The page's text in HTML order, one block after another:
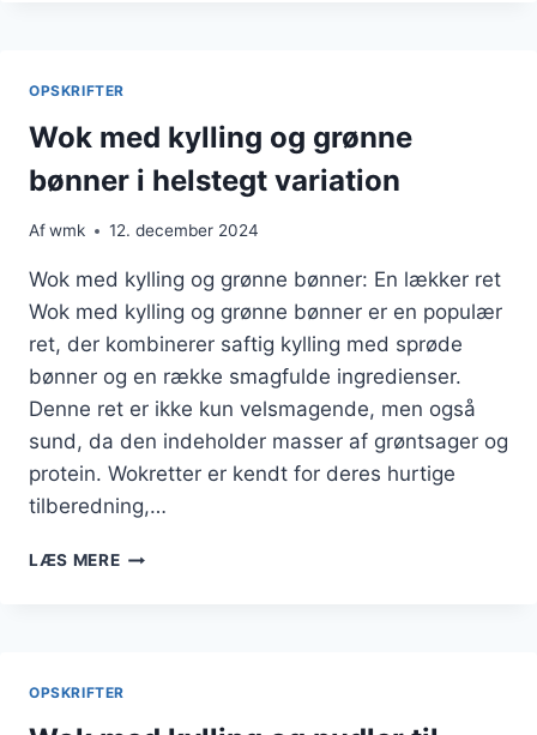
OPSKRIFTER
Wok med kylling og grønne
bønner i helstegt variation
Afwmk 12. december 2024
Wok med kylling og grønne bønner: En lækker ret
Wok med kylling og grønne bønner er en populær
ret, der kombinerer saftig kylling med sprøde
bønner og en række smagfulde ingredienser.
Denne ret er ikke kun velsmagende, men også
sund, da den indeholder masser af grøntsager og
protein. Wokretter er kendt for deres hurtige
tilberedning,…
LÆS MEREWOK
HELSTEGT
OPSKRIFTER